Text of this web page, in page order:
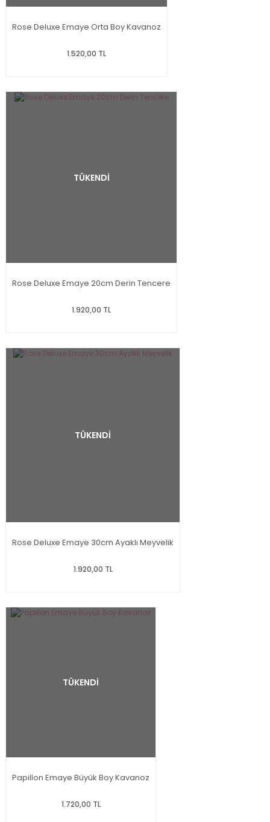
Rose Deluxe Emaye Orta Boy Kavanoz
1.520,00 TL
TÜKENDİ
Rose Deluxe Emaye 20cm Derin Tencere
1.920,00 TL
TÜKENDİ
Rose Deluxe Emaye 30cm Ayaklı Meyvelik
1.920,00 TL
TÜKENDİ
Papillon Emaye Büyük Boy Kavanoz
1.720,00 TL